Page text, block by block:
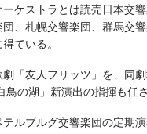
ケストラとは読売日本交
、札幌交響楽団、群馬交
ている。
「友人フリッツ」を、同
の湖」新演出の指揮も任
ルブルグ交響楽団の定期